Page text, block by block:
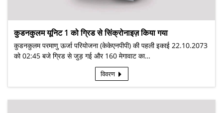
कुडनकुलम यूनिट 1 को ग्रिड से सिंक्रोनाइज़ किया गया
कुडनकुलम परमाणु ऊर्जा परियोजना (केकेएनपीपी) की पहली इकाई 22.10.2073
को 02:45 बजे ग्रिड से जुड़ गई और 160 मेगावाट का…
विवरण